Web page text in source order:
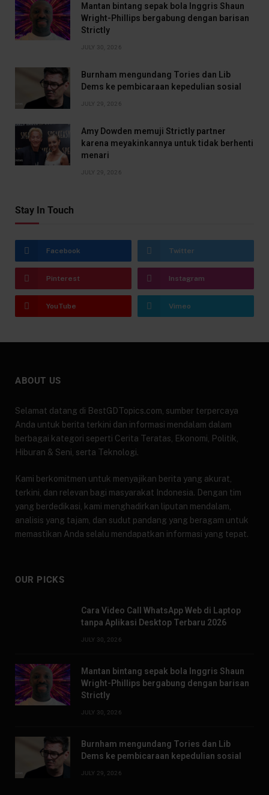
Mantan bintang sepak bola Inggris Shaun
Wright-Phillips bergabung dengan barisan
Strictly
JULY 30, 2026
Burnham mengundang Tories dan Lib
Dems ke pembicaraan kepedulian sosial
JULY 29, 2026
Amy Dowden memuji Strictly partner
karena meyakinkannya untuk tidak berhenti
menari
JULY 29, 2026
Stay In Touch
Facebook Twitter
Pinterest Instagram
YouTube Vimeo
ABOUT US
Selamat datang di BestGDTopics.com, sumber terpercaya
Anda untuk berita terkini dan informasi mendalam dalam
berbagai kategori seperti Cerita Teratas, Ekonomi, Politik,
Hiburan & Seni, serta Teknologi.
Kami berkomitmen untuk menyajikan berita yang akurat,
terkini, dan relevan bagi masyarakat Indonesia. Dengan tim
yang berdedikasi, kami menghadirkan liputan mendalam,
analisis yang tajam, dan sudut pandang yang beragam untuk
memastikan Anda selalu mendapatkan informasi yang tepat.
OUR PICKS
Cara Video Call WhatsApp Web di Laptop
tanpa Aplikasi Desktop Terbaru 2026
JULY 30, 2026
Mantan bintang sepak bola Inggris Shaun
Wright-Phillips bergabung dengan barisan
Strictly
JULY 30, 2026
Burnham mengundang Tories dan Lib
Dems ke pembicaraan kepedulian sosial
JULY 29, 2026